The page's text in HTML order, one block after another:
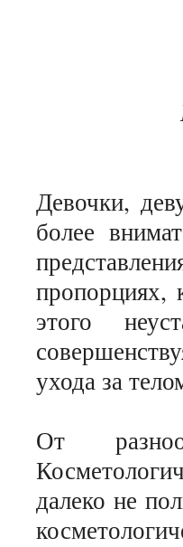
Девочки,
более
пропорциях,
этого
ухода за
От
далеко не